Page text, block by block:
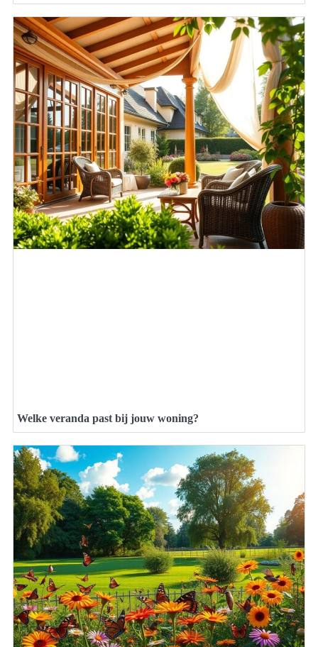
Welke veranda past bij jouw woning?